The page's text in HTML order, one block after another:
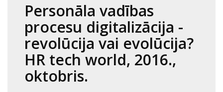
Personāla vadības
procesu digitalizācija -
revolūcija vai evolūcija?
HR tech world, 2016.,
oktobris.